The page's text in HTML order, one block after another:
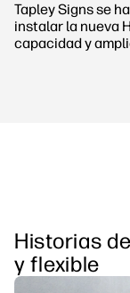
Tapley Signs se
instalar la nueva
capacidad y
Historias
y flexible